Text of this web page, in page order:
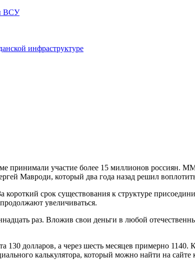
ВСУ
инфраструктуре
принимали участие более 15 миллионов россиян.
Мавроди, который два года назад решил
срок существования к структуре
увеличиваться.
раз. Вложив свои деньги в любой
130 долларов, а через шесть месяцев примерно
калькулятора, который можно найти на